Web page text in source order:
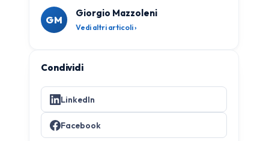
GM
Giorgio Mazzoleni
Vedi altri articoli ›
Condividi
LinkedIn
Facebook